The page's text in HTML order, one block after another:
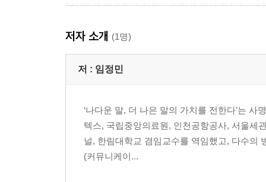
당당하게 발표하고 싶은데 어떻게 해야 하지? ㆍ 67
거울만 보면 스트레스야! 나만 못생기고 뚱뚱한 것
나는 왜 인기가 없을까? ㆍ 89
로젠버그 자존감 테스트 ㆍ 94
부모님의 잔소리는 멈출 수 없을까? ㆍ 98
명령조로 말하는 부모님이 싫어! ㆍ 106
부모님께 상처 주는 말을 하려고 했던 건 아닌데 ㆍ
짜증 나는데 선생님한테 뭐라고 말하지? ㆍ 119
저자 소개 (1명)
저 : 임정민
‘나다운 말, 더 나은 말의 가치를 전한다’는
텍스, 국립중앙의료원, 인천공항공사, 서울세
널, 한림대학교 겸임교수를 역임했고, 다수의
(커뮤니케이...